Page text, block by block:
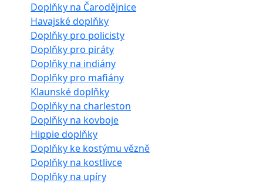
Doplňky na Čarodějnice
Havajské doplňky
Doplňky pro policisty
Doplňky pro piráty
Doplňky na indiány
Doplňky pro mafiány
Klaunské doplňky
Doplňky na charleston
Doplňky na kovboje
Hippie doplňky
Doplňky ke kostýmu vězně
Doplňky na kostlivce
Doplňky na upíry